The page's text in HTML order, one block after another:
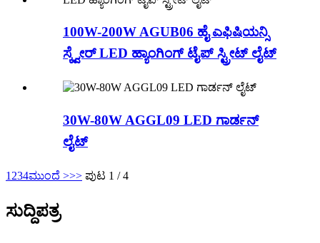
100W-200W AGUB06 ಹೈ ಎಫಿಷಿಯನ್ಸಿ
ಸ್ಕ್ವೇರ್ LED ಹ್ಯಾಂಗಿಂಗ್ ಟೈಪ್ ಸ್ಟ್ರೀಟ್ ಲೈಟ್
30W-80W AGGL09 LED ಗಾರ್ಡನ್
ಲೈಟ್
1 234ಮುಂದೆ >>> ಪುಟ 1 / 4
ಸುದ್ದಿಪತ್ರ